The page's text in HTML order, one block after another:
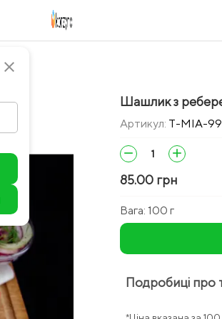
close
Шашлик з
Артикул: T-MIA-99
remove add
85.00 грн
Вага: 100 г
Подробиці про